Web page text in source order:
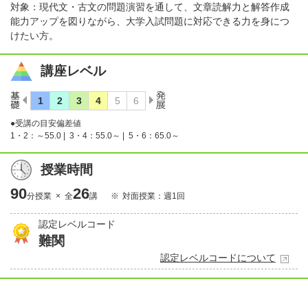
対象：現代文・古文の問題演習を通して、文章読解力と解答作成
能力アップを図りながら、大学入試問題に対応できる力を身につ
けたい方。
講座レベル
●受講の目安偏差値
1・2：～55.0 |
3・4：55.0～ | 5・6：65.0～
授業時間
90分授業 × 全26講 対面授業：週1回
認定レベルコード
難関
認定レベルコードについて